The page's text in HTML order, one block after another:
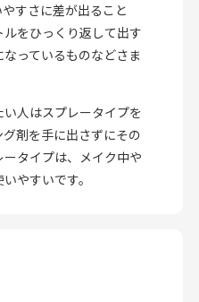
すさに差が出ること
をひっくり返して出す
っているものなどさま
人はスプレータイプを
剤を手に出さずにその
タイプは、メイク中や
やすいです。